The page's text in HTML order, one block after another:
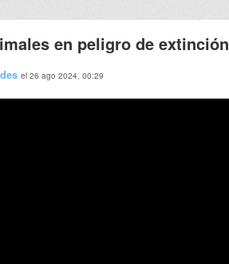
en peligro de extinción
el 26 ago 2024, 00:29